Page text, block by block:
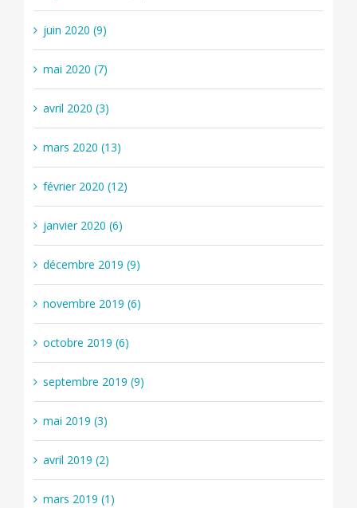
juin 2020 (9)
mai 2020 (7)
avril 2020 (3)
mars 2020 (13)
février 2020 (12)
janvier 2020 (6)
décembre 2019 (9)
novembre 2019 (6)
octobre 2019 (6)
septembre 2019 (9)
mai 2019 (3)
avril 2019 (2)
mars 2019 (1)